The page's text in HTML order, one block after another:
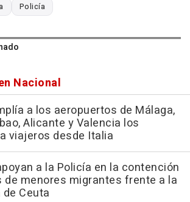
Policía
Nacional
a los aeropuertos de Málaga,
Alicante y Valencia los
viajeros desde Italia
a la Policía en la contención
de menores migrantes frente a la
Ceuta